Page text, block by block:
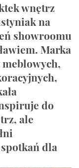
wnętrz
na
showroomu
Marka
do
ale
dla